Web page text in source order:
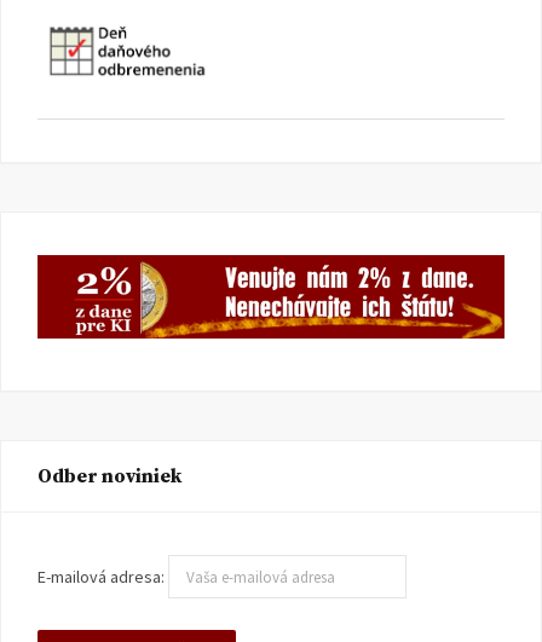
Odber noviniek
E-mailová adresa: